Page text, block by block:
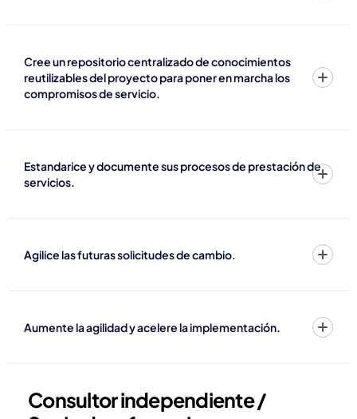
Cree un repositorio centralizado de conocimientos
reutilizables del proyecto para poner en marcha los
compromisos de servicio.
Estandarice y documente sus procesos de prestación de
servicios.
Agilice las futuras solicitudes de cambio.
Aumente la agilidad y acelere la implementación.
Consultor independiente /